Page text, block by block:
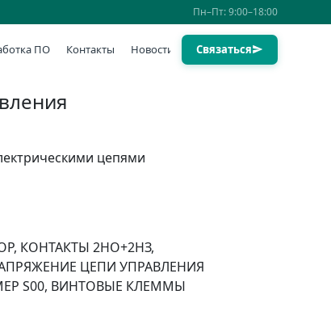
Пн–Пт: 9:00–18:00
ПО Контакты Новости Связаться
цепями
КОНТАКТЫ 2НО+2НЗ,
ЦЕПИ УПРАВЛЕНИЯ
S00, ВИНТОВЫЕ КЛЕММЫ